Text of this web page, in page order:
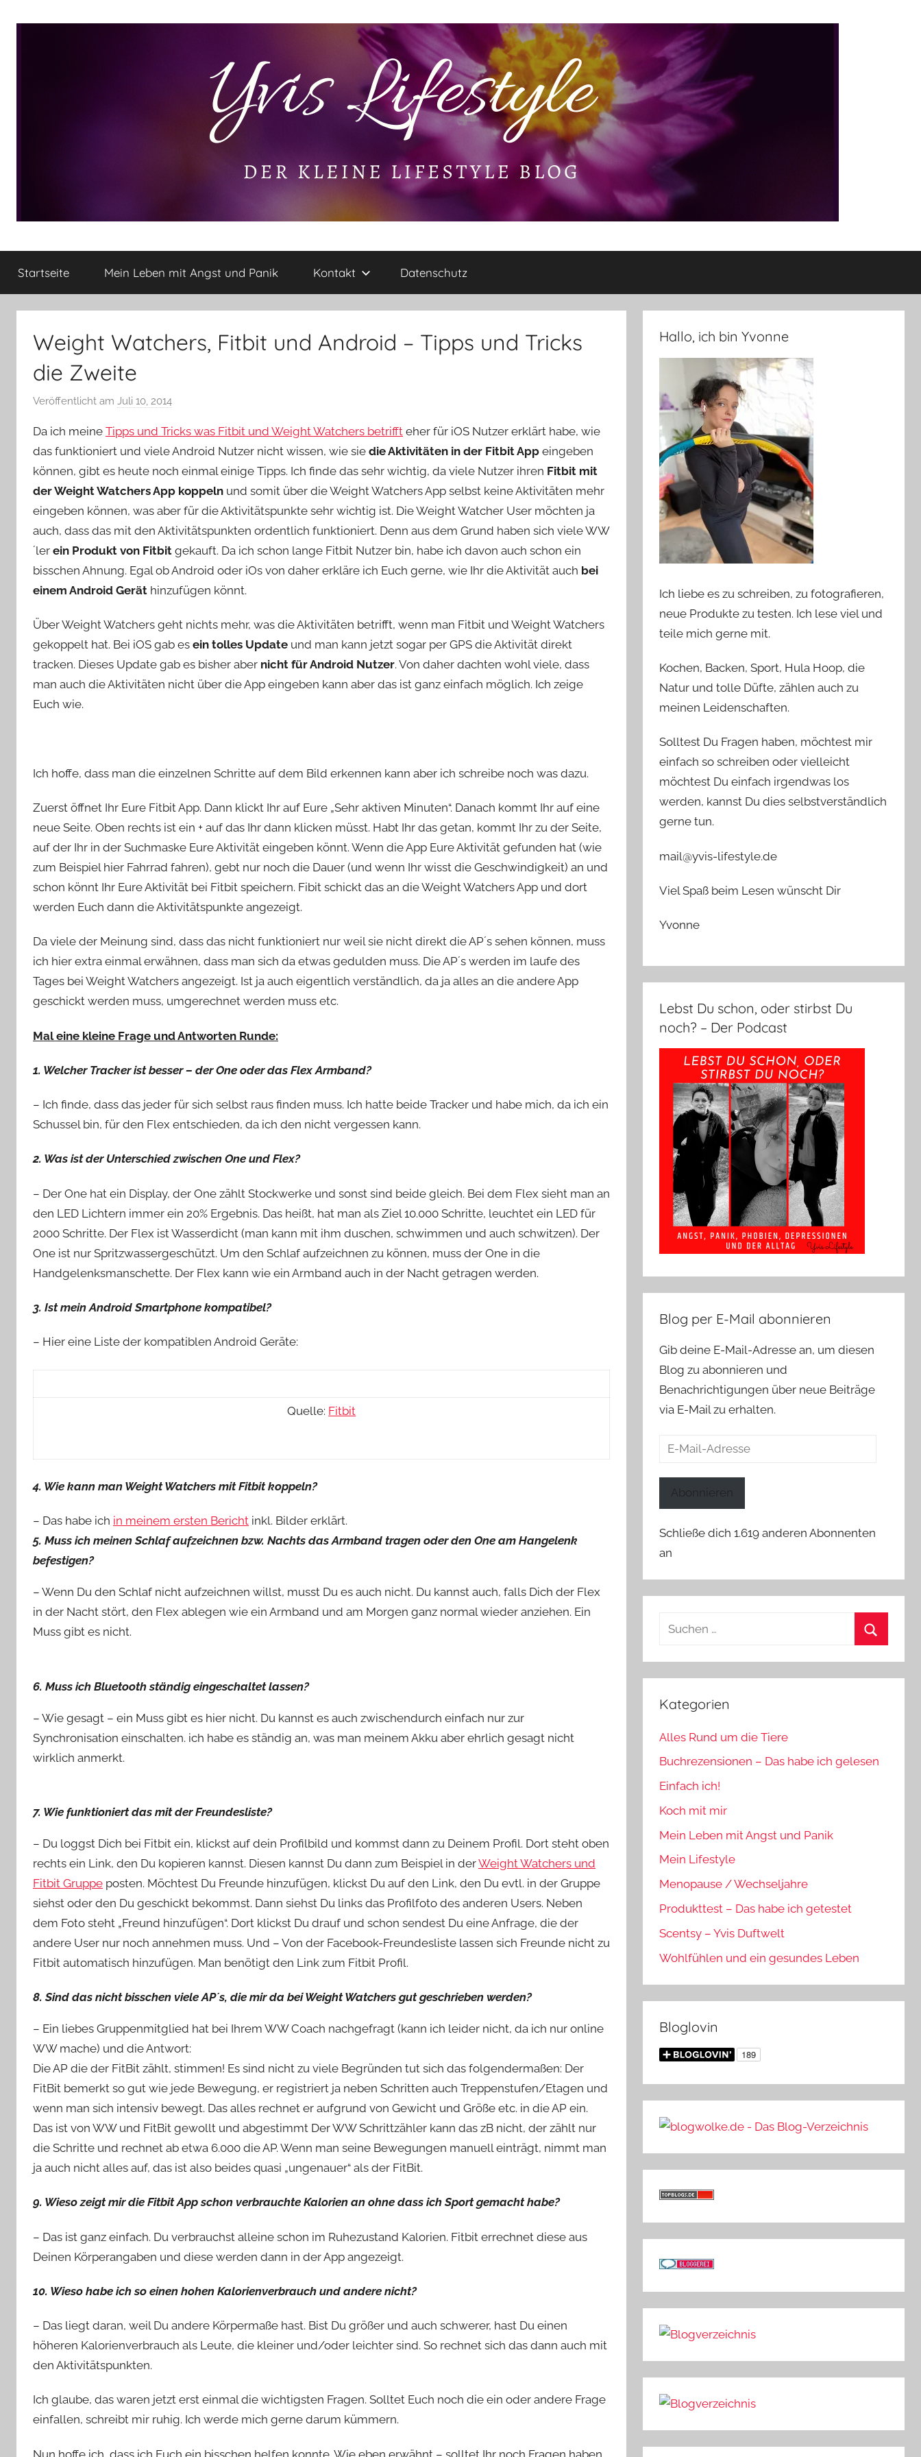
Yvis
Lifestyle
kleine
Lifestyle
Rezensionen,
und
vieles
Startseite Mein Leben mit Angst und Panik Kontakt Datenschutz
Weight Watchers, Fitbit und Android – Tipps und Tricks
die Zweite
Veröffentlicht am Juli 10, 2014
n
Y
v
o
n
n
Da ich meine Tipps und Tricks was Fitbit und Weight Watchers betrifft eher für iOS Nutzer erklärt habe, wie
das funktioniert und viele Android Nutzer nicht wissen, wie sie die Aktivitäten in der Fitbit App eingeben
können, gibt es heute noch einmal einige Tipps. Ich finde das sehr wichtig, da viele Nutzer ihren Fitbit mit
der Weight Watchers App koppeln und somit über die Weight Watchers App selbst keine Aktivitäten mehr
eingeben können, was aber für die Aktivitätspunkte sehr wichtig ist. Die Weight Watcher User möchten ja
auch, dass das mit den Aktivitätspunkten ordentlich funktioniert. Denn aus dem Grund haben sich viele WW
´ler ein Produkt von Fitbit gekauft. Da ich schon lange Fitbit Nutzer bin, habe ich davon auch schon ein
bisschen Ahnung. Egal ob Android oder iOs von daher erkläre ich Euch gerne, wie Ihr die Aktivität auch bei
einem Android Gerät hinzufügen könnt.
Über Weight Watchers geht nichts mehr, was die Aktivitäten betrifft, wenn man Fitbit und Weight Watchers
gekoppelt hat. Bei iOS gab es ein tolles Update und man kann jetzt sogar per GPS die Aktivität direkt
tracken. Dieses Update gab es bisher aber nicht für Android Nutzer. Von daher dachten wohl viele, dass
man auch die Aktivitäten nicht über die App eingeben kann aber das ist ganz einfach möglich. Ich zeige
Euch wie.
Ich hoffe, dass man die einzelnen Schritte auf dem Bild erkennen kann aber ich schreibe noch was dazu.
Zuerst öffnet Ihr Eure Fitbit App. Dann klickt Ihr auf Eure „Sehr aktiven Minuten“. Danach kommt Ihr auf eine
neue Seite. Oben rechts ist ein + auf das Ihr dann klicken müsst. Habt Ihr das getan, kommt Ihr zu der Seite,
auf der Ihr in der Suchmaske Eure Aktivität eingeben könnt. Wenn die App Eure Aktivität gefunden hat (wie
zum Beispiel hier Fahrrad fahren), gebt nur noch die Dauer (und wenn Ihr wisst die Geschwindigkeit) an und
schon könnt Ihr Eure Aktivität bei Fitbit speichern. Fibit schickt das an die Weight Watchers App und dort
werden Euch dann die Aktivitätspunkte angezeigt.
Da viele der Meinung sind, dass das nicht funktioniert nur weil sie nicht direkt die AP´s sehen können, muss
ich hier extra einmal erwähnen, dass man sich da etwas gedulden muss. Die AP´s werden im laufe des
Tages bei Weight Watchers angezeigt. Ist ja auch eigentlich verständlich, da ja alles an die andere App
geschickt werden muss, umgerechnet werden muss etc.
Mal eine kleine Frage und Antworten Runde:
1. Welcher Tracker ist besser – der One oder das Flex Armband?
– Ich finde, dass das jeder für sich selbst raus finden muss. Ich hatte beide Tracker und habe mich, da ich ein
Schussel bin, für den Flex entschieden, da ich den nicht vergessen kann.
2. Was ist der Unterschied zwischen One und Flex?
– Der One hat ein Display, der One zählt Stockwerke und sonst sind beide gleich. Bei dem Flex sieht man an
den LED Lichtern immer ein 20% Ergebnis. Das heißt, hat man als Ziel 10.000 Schritte, leuchtet ein LED für
2000 Schritte. Der Flex ist Wasserdicht (man kann mit ihm duschen, schwimmen und auch schwitzen). Der
One ist nur Spritzwassergeschützt. Um den Schlaf aufzeichnen zu können, muss der One in die
Handgelenksmanschette. Der Flex kann wie ein Armband auch in der Nacht getragen werden.
3. Ist mein Android Smartphone kompatibel?
– Hier eine Liste der kompatiblen Android Geräte:
Quelle: Fitbit
4. Wie kann man Weight Watchers mit Fitbit koppeln?
– Das habe ich in meinem ersten Bericht inkl. Bilder erklärt.
5. Muss ich meinen Schlaf aufzeichnen bzw. Nachts das Armband tragen oder den One am Hangelenk
befestigen?
– Wenn Du den Schlaf nicht aufzeichnen willst, musst Du es auch nicht. Du kannst auch, falls Dich der Flex
in der Nacht stört, den Flex ablegen wie ein Armband und am Morgen ganz normal wieder anziehen. Ein
Muss gibt es nicht.
6. Muss ich Bluetooth ständig eingeschaltet lassen?
– Wie gesagt – ein Muss gibt es hier nicht. Du kannst es auch zwischendurch einfach nur zur
Synchronisation einschalten. ich habe es ständig an, was man meinem Akku aber ehrlich gesagt nicht
wirklich anmerkt.
7. Wie funktioniert das mit der Freundesliste?
– Du loggst Dich bei Fitbit ein, klickst auf dein Profilbild und kommst dann zu Deinem Profil. Dort steht oben
rechts ein Link, den Du kopieren kannst. Diesen kannst Du dann zum Beispiel in derWeight Watchers und
Fitbit Gruppe posten. Möchtest Du Freunde hinzufügen, klickst Du auf den Link, den Du evtl. in der Gruppe
siehst oder den Du geschickt bekommst. Dann siehst Du links das Profilfoto des anderen Users. Neben
dem Foto steht „Freund hinzufügen“. Dort klickst Du drauf und schon sendest Du eine Anfrage, die der
andere User nur noch annehmen muss. Und – Von der Facebook-Freundesliste lassen sich Freunde nicht zu
Fitbit automatisch hinzufügen. Man benötigt den Link zum Fitbit Profil.
8. Sind das nicht bisschen viele AP´s, die mir da bei Weight Watchers gut geschrieben werden?
– Ein liebes Gruppenmitglied hat bei Ihrem WW Coach nachgefragt (kann ich leider nicht, da ich nur online
WW mache) und die Antwort:
Die AP die der FitBit zählt, stimmen! Es sind nicht zu viele Begründen tut sich das folgendermaßen: Der
FitBit bemerkt so gut wie jede Bewegung, er registriert ja neben Schritten auch Treppenstufen/Etagen und
wenn man sich intensiv bewegt. Das alles rechnet er aufgrund von Gewicht und Größe etc. in die AP ein.
Das ist von WW und FitBit gewollt und abgestimmt Der WW Schrittzähler kann das zB nicht, der zählt nur
die Schritte und rechnet ab etwa 6.000 die AP. Wenn man seine Bewegungen manuell einträgt, nimmt man
ja auch nicht alles auf, das ist also beides quasi „ungenauer“ als der FitBit.
9. Wieso zeigt mir die Fitbit App schon verbrauchte Kalorien an ohne dass ich Sport gemacht habe?
– Das ist ganz einfach. Du verbrauchst alleine schon im Ruhezustand Kalorien. Fitbit errechnet diese aus
Deinen Körperangaben und diese werden dann in der App angezeigt.
10. Wieso habe ich so einen hohen Kalorienverbrauch und andere nicht?
– Das liegt daran, weil Du andere Körpermaße hast. Bist Du größer und auch schwerer, hast Du einen
höheren Kalorienverbrauch als Leute, die kleiner und/oder leichter sind. So rechnet sich das dann auch mit
den Aktivitätspunkten.
Ich glaube, das waren jetzt erst einmal die wichtigsten Fragen. Solltet Euch noch die ein oder andere Frage
einfallen, schreibt mir ruhig. Ich werde mich gerne darum kümmern.
Nun hoffe ich, dass ich Euch ein bisschen helfen konnte. Wie eben erwähnt – solltet Ihr noch Fragen haben,
Hallo, ich bin Yvonne
Ich liebe es zu schreiben, zu fotografieren,
neue Produkte zu testen. Ich lese viel und
teile mich gerne mit.
Kochen, Backen, Sport, Hula Hoop, die
Natur und tolle Düfte, zählen auch zu
meinen Leidenschaften.
Solltest Du Fragen haben, möchtest mir
einfach so schreiben oder vielleicht
möchtest Du einfach irgendwas los
werden, kannst Du dies selbstverständlich
gerne tun.
mail@yvis-lifestyle.de
Viel Spaß beim Lesen wünscht Dir
Yvonne
Lebst Du schon, oder stirbst Du
noch? – Der Podcast
Blog per E-Mail abonnieren
Gib deine E-Mail-Adresse an, um diesen
Blog zu abonnieren und
Benachrichtigungen über neue Beiträge
via E-Mail zu erhalten.
E-
Abonnieren
Schließe dich 1.619 anderen Abonnenten
an
Suchen
Kategorien
Alles Rund um die Tiere
Buchrezensionen – Das habe ich gelesen
Einfach ich!
Koch mit mir
Mein Leben mit Angst und Panik
Mein Lifestyle
Menopause / Wechseljahre
Produkttest – Das habe ich getestet
Scentsy – Yvis Duftwelt
Wohlfühlen und ein gesundes Leben
Bloglovin